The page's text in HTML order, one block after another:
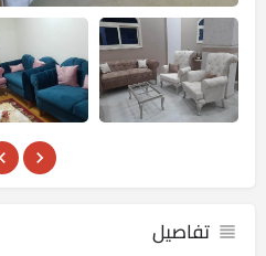
تفاصيل